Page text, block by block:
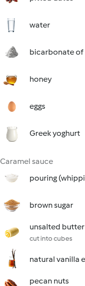
water
bicarbonate of
honey
eggs
Greek yoghurt
Caramel sauce
pouring
brown sugar
unsalted butter
cut into cubes
natural vanilla
pecan nuts